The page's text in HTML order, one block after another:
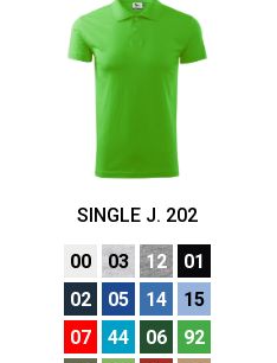
SINGLE J. 202
00 03 12
01
02
05 14
15
07
44 06
92